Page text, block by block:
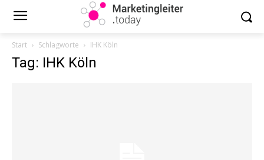
Start Schlagworte IHK Köln
Tag: IHK Köln